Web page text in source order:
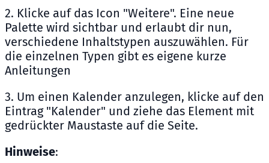
2. Klicke auf das Icon "Weitere". Eine neue
Palette wird sichtbar und erlaubt dir nun,
verschiedene Inhaltstypen auszuwählen. Für
die einzelnen Typen gibt es eigene kurze
Anleitungen
3. Um einen Kalender anzulegen, klicke auf den
Eintrag "Kalender" und ziehe das Element mit
gedrückter Maustaste auf die Seite.
Hinweise: